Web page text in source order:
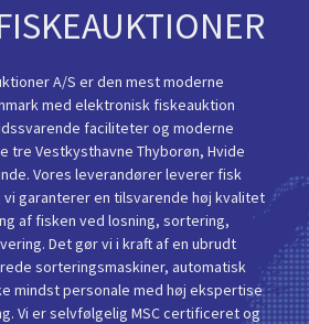
A/S er den mest moderne
med elektronisk fiskeauktion
faciliteter og moderne
tre Vestkysthavne Thyborøn, Hvide
Vores leverandører leverer fisk
garanterer en tilsvarende høj kvalitet
af fisken ved losning, sortering,
Det gør vi i kraft af en ubrudt
sorteringsmaskiner, automatisk
mindst personale med høj ekspertise
Vi er selvfølgelig MSC certificeret og